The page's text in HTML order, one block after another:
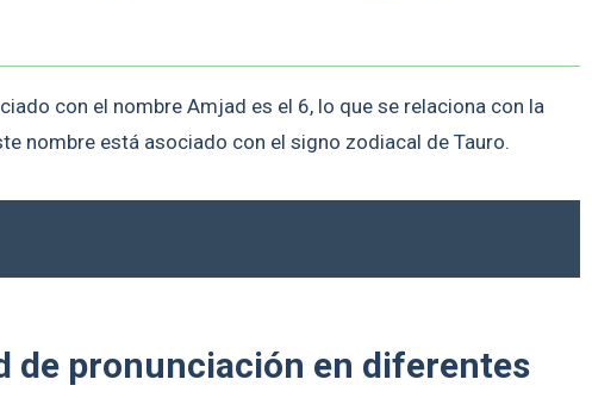
con el nombre Amjad es el 6, lo que se relaciona con la
nombre está asociado con el signo zodiacal de Tauro.
de pronunciación en diferentes